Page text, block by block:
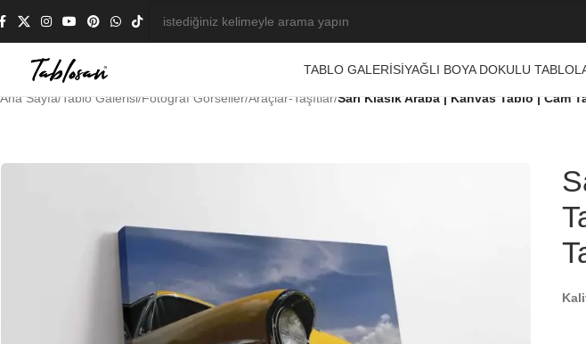
TABLO GALERISIYAĞLI BOYA DOKULU
Ana Sayfa/ Tablo Galerisi/Fotoğraf Görseller/Araçlar-Taşıtlar/Sarı Klasik Araba | Kanvas Tablo | Cam